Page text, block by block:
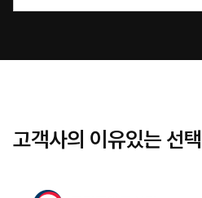
고객사의 이유있는 선택